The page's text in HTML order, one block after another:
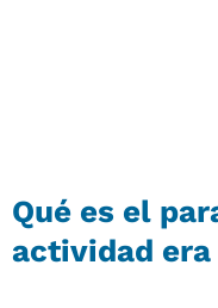
Qué es el
actividad era